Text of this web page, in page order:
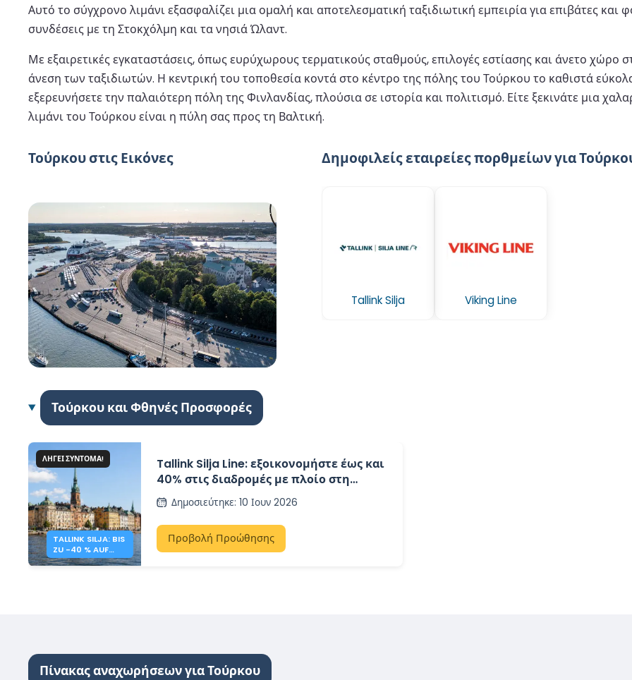
Αυτό το σύγχρονο λιμάνι εξασφαλίζει μια ομαλή και αποτελεσματική ταξιδιωτική εμπειρία για επιβάτες και
συνδέσεις με τη Στοκχόλμη και τα νησιά Ώλαντ.
Με εξαιρετικές εγκαταστάσεις, όπως ευρύχωρους τερματικούς σταθμούς, επιλογές εστίασης και άνετο χώρο
άνεση των ταξιδιωτών. Η κεντρική του τοποθεσία κοντά στο κέντρο της πόλης του Τούρκου το καθιστά
εξερευνήσετε την παλαιότερη πόλη της Φινλανδίας, πλούσια σε ιστορία και πολιτισμό. Είτε ξεκινάτε μια
λιμάνι του Τούρκου είναι η πύλη σας προς τη Βαλτική.
Τούρκου στις Εικόνες Δημοφιλείς εταιρείες πορθμείων για
Tallink Silja Viking Line
Τούρκου και Φθηνές Προσφορές
ΛΉΓΕΙ ΣΎΝΤΟΜΑ!
TALLINK SILJA: BIS
ZU -40 % AUF
OSTSEE-
Tallink Silja Line: εξοικονομήστε έως και
40% στις διαδρομές με πλοίο στη
Βαλτική Θάλασσα
Δημοσιεύτηκε: 10 Ιουν 2026
Προβολή Προώθησης
Πίνακας αναχωρήσεων για Τούρκου